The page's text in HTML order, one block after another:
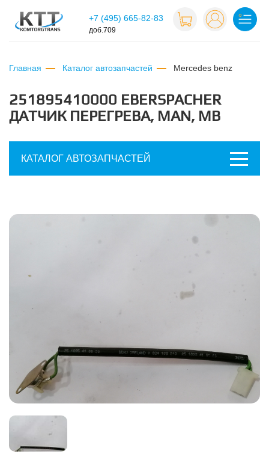
+7 (495) 665-82-83
доб.709
Главная Каталог автозапчастей mercedes benz
251895410000 EBERSPACHER
ДАТЧИК ПЕРЕГРЕВА, MAN, MB
КАТАЛОГ АВТОЗАПЧАСТЕЙ